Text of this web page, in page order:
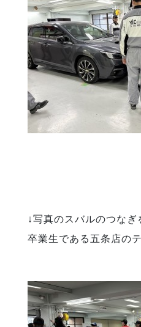
↓写真のスバルのつなぎ
卒業生である五条店の